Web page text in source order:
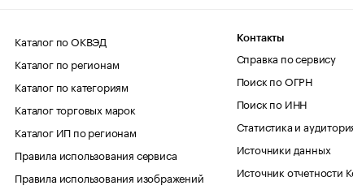
Каталог по ОКВЭД
Каталог по регионам
Каталог по категориям
Каталог торговых марок
Каталог ИП по регионам
Правила использования сервиса
Правила использования изображений
Контакты
Справка по сервису
Поиск по ОГРН
Поиск по ИНН
Статистика и
Источники данных
Источник отчетности